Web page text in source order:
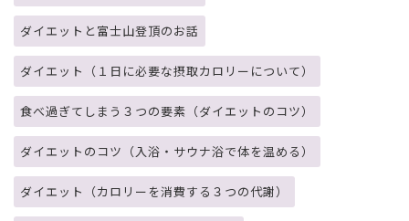
ダイエットと富士山登頂のお話
ダイエット（１日に必要な摂取カロリーについて）
食べ過ぎてしまう３つの要素（ダイエットのコツ）
ダイエットのコツ（入浴・サウナ浴で体を温める）
ダイエット（カロリーを消費する３つの代謝）